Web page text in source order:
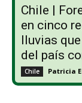
Chile |
en cinco
lluvias
del país
Chile Patricia